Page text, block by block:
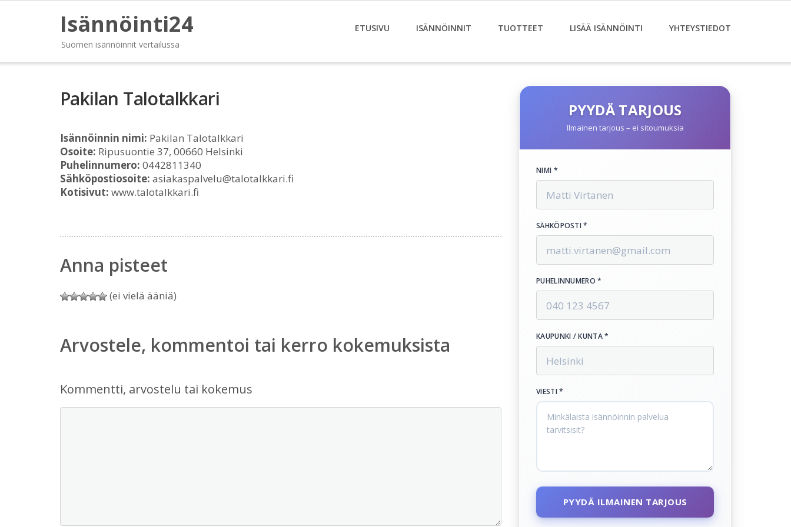
Isännöinti24
Suomen isännöinnit vertailussa
ETUSIVU ISÄNNÖINNIT TUOTTEET LISÄÄ ISÄNNÖINTI YHTEYSTIEDOT
Pakilan Talotalkkari
Isännöinnin nimi: Pakilan Talotalkkari
Osoite: Ripusuontie 37, 00660 Helsinki
Puhelinnumero: 0442811340
Sähköpostiosoite: asiakaspalvelu@talotalkkari.fi
Kotisivut: www.talotalkkari.fi
Anna pisteet
(ei vielä ääniä)
Arvostele, kommentoi tai kerro kokemuksista
Kommentti, arvostelu tai kokemus
PYYDÄ TARJOUS
Ilmainen tarjous – ei sitoumuksia
NIMI *
SÄHKÖPOSTI *
PUHELINNUMERO *
KAUPUNKI / KUNTA *
VIESTI *
PYYDÄ ILMAINEN TARJOUS